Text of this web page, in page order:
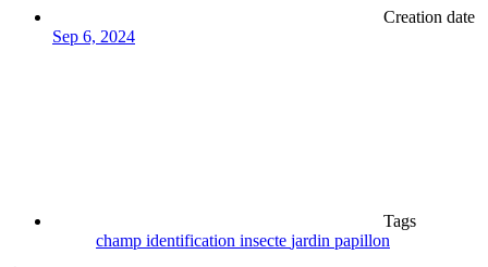
Creation date
Sep 6, 2024
Tags
champ identification insecte jardin papillon